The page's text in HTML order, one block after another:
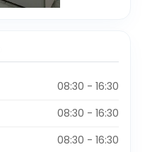
08:30 - 16:30
08:30 - 16:30
08:30 - 16:30